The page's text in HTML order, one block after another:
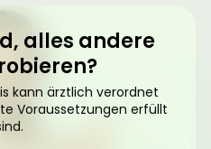
alles andere
kann ärztlich verordnet
Voraussetzungen erfüllt